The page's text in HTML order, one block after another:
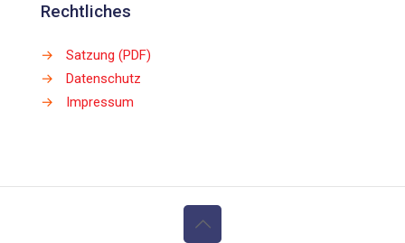
Rechtliches
→
Satzung (PDF)
→
Datenschutz
→
Impressum